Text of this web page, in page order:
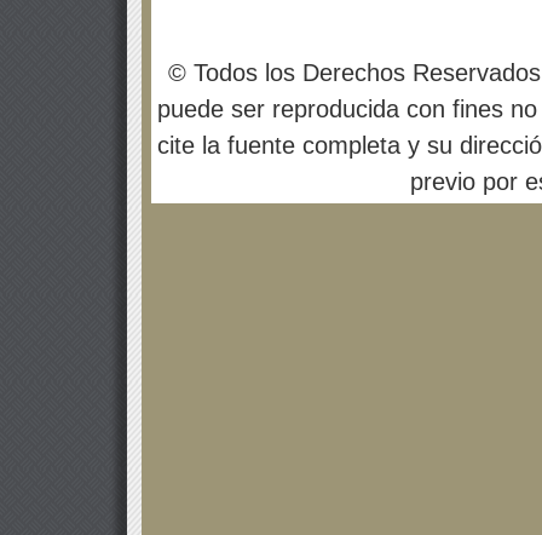
© Todos los Derechos
puede ser reproducida con fines
cite la fuente completa y su
previo por